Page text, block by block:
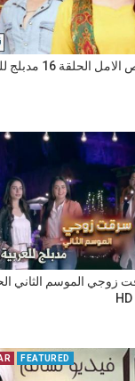
مسلسل بصيص الامل
FEATURED